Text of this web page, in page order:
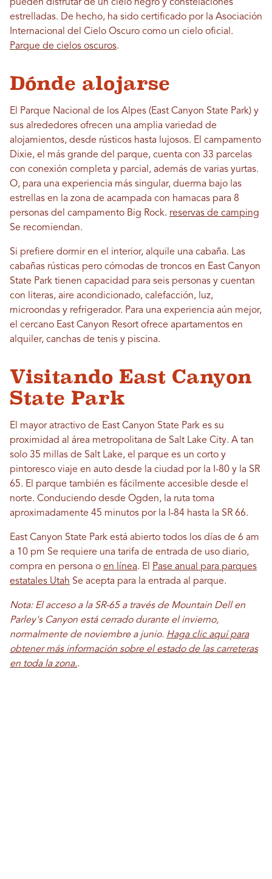
pueden disfrutar de un cielo negro y constelaciones
estrelladas. De hecho, ha sido certificado por la Asociación
Internacional del Cielo Oscuro como un cielo oficial.
Parque de cielos oscuros.
Dónde alojarse
El Parque Nacional de los Alpes (East Canyon State Park) y
sus alrededores ofrecen una amplia variedad de
alojamientos, desde rústicos hasta lujosos. El campamento
Dixie, el más grande del parque, cuenta con 33 parcelas
con conexión completa y parcial, además de varias yurtas.
O, para una experiencia más singular, duerma bajo las
estrellas en la zona de acampada con hamacas para 8
personas del campamento Big Rock. reservas de camping
Se recomiendan.
Si prefiere dormir en el interior, alquile una cabaña. Las
cabañas rústicas pero cómodas de troncos en East Canyon
State Park tienen capacidad para seis personas y cuentan
con literas, aire acondicionado, calefacción, luz,
microondas y refrigerador. Para una experiencia aún mejor,
el cercano East Canyon Resort ofrece apartamentos en
alquiler, canchas de tenis y piscina.
Visitando East Canyon
State Park
El mayor atractivo de East Canyon State Park es su
proximidad al área metropolitana de Salt Lake City. A tan
solo 35 millas de Salt Lake, el parque es un corto y
pintoresco viaje en auto desde la ciudad por la I-80 y la SR
65. El parque también es fácilmente accesible desde el
norte. Conduciendo desde Ogden, la ruta toma
aproximadamente 45 minutos por la I-84 hasta la SR 66.
East Canyon State Park está abierto todos los días de 6 am
a 10 pm Se requiere una tarifa de entrada de uso diario,
compra en persona o en línea. El
Pase anual para parques
estatales Utah Se acepta para la entrada al parque.
Nota: El acceso a la SR-65 a través de Mountain Dell en
Parley's Canyon está cerrado durante el invierno,
normalmente de noviembre a junio. Haga clic aquí para
obtener más información sobre el estado de las carreteras
en toda la zona..